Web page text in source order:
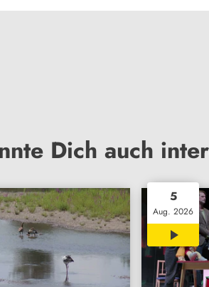
Dich auch
5
Aug. 2026
02:26